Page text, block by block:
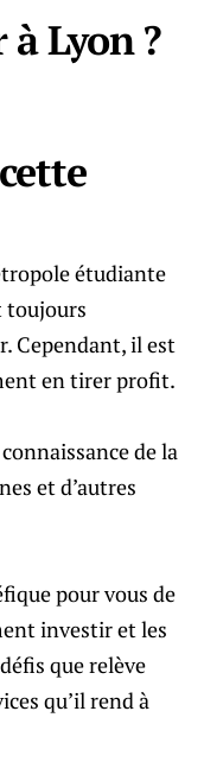
Lyon ?
étudiante
toujours
Cependant, il est
en tirer profit.
de la
et d’autres
pour vous de
investir et les
que relève
qu’il rend à